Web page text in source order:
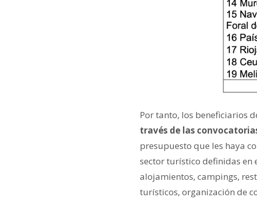
Por tanto, los beneficiarios
través de las
presupuesto que les haya
sector turístico definidas en
alojamientos, campings,
turísticos, organización de